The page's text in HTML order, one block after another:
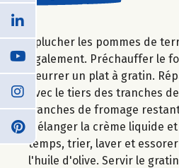
Éplucher les pommes de
également. Préchauffer le
Beurrer un plat à gratin.
avec le tiers des tranches
tranches de fromage
Mélanger la crème liquide
temps, trier, laver et
l'huile d'olive. Servir le